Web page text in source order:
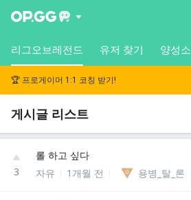
리그오브레전드 유저 찾기 양성소
🏆 프로게이머 1:1 코칭 받기!
게시글 리스트
3
롤 하고 싶다
자유
1개월 전 용병_탈_론